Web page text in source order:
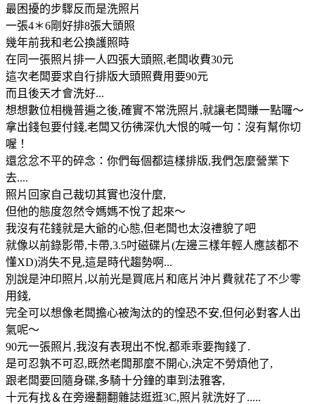
最困擾的步驟反而是洗照片
一張4＊6剛好排8張大頭照
幾年前我和老公換護照時
在同一張照片排一人四張大頭照,老闆收費30元
這次老闆要求自行排版大頭照費用要90元
而且後天才會洗好...
想想數位相機普遍之後,確實不常洗照片,就讓老闆賺一點囉～
拿出錢包要付錢,老闆又彷彿深仇大恨的喊一句：沒有幫你切
喔！
還忿忿不平的碎念：你們每個都這樣排版,我們怎麼營業下
去....
照片回家自己裁切其實也沒什麼,
但他的態度忽然令媽媽不悅了起來～
我沒有花錢就是大爺的心態,但老闆也太沒禮貌了吧
就像以前錄影帶,卡帶,3.5吋磁碟片(左邊三樣年輕人應該都不
懂XD)消失不見,這是時代趨勢啊...
別說是沖印照片,以前光是買底片和底片沖片費就花了不少零
用錢,
完全可以想像老闆擔心被淘汰的的惶恐不安,但何必對客人出
氣呢～
90元一張照片,我沒有表現出不悅,都乖乖要掏錢了.
是可忍孰不可忍,既然老闆那麼不開心,決定不勞煩他了,
跟老闆要回隨身碟,多騎十分鐘的車到法雅客,
十元有找＆在旁邊翻翻雜誌逛逛3C,照片就洗好了.....